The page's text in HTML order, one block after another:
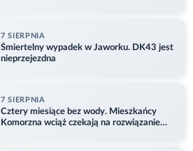
7 SIERPNIA
Śmiertelny wypadek w Jaworku. DK43 jest
nieprzejezdna
7 SIERPNIA
Cztery miesiące bez wody. Mieszkańcy
Komorzna wciąż czekają na rozwiązanie